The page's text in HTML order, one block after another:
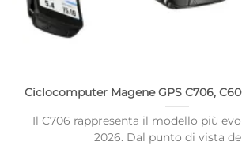
Ciclocomputer Magene GPS C706,
Il C706 rappresenta il modello più
2026. Dal punto di vista